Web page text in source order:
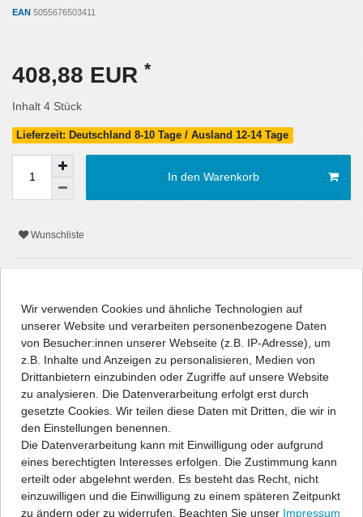
EAN 5055676503411
408,88 EUR *
Inhalt 4 Stück
Lieferzeit: Deutschland 8-10 Tage / Ausland 12-14 Tage
In den Warenkorb
Wunschliste
Beschreibung
Technische Daten
Angaben Produktsicherheit
Wir verwenden Cookies und ähnliche Technologien auf
unserer Website und verarbeiten personenbezogene Daten
von Besucher:innen unserer Webseite (z.B. IP-Adresse), um
z.B. Inhalte und Anzeigen zu personalisieren, Medien von
Drittanbietern einzubinden oder Zugriffe auf unsere Website
zu analysieren. Die Datenverarbeitung erfolgt erst durch
gesetzte Cookies. Wir teilen diese Daten mit Dritten, die wir in
den Einstellungen benennen.
Die Datenverarbeitung kann mit Einwilligung oder aufgrund
eines berechtigten Interesses erfolgen. Die Zustimmung kann
erteilt oder abgelehnt werden. Es besteht das Recht, nicht
einzuwilligen und die Einwilligung zu einem späteren Zeitpunkt
zu ändern oder zu widerrufen. Beachten Sie unser Impressum